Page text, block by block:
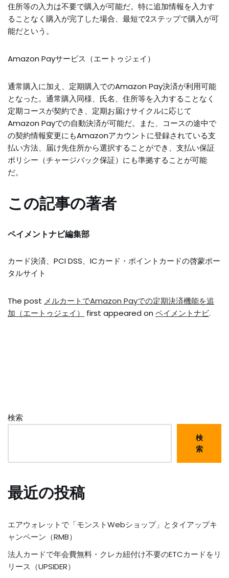
住所等の入力は不要で購入が可能だ。特に追加情報を入力す
ることなく購入が完了した場合、最短で2ステップで購入が可
能だという。
Amazon Payサービス（エートゥジェイ）
通常購入に加え、定期購入でのAmazon Pay決済が利用可能
となった。通常購入同様、氏名、住所等を入力することなく
定期コースが契約でき、定期お届けサイクルに応じて
Amazon Payでの自動決済が可能だ。また、コースの途中で
の契約情報変更にもAmazonアカウントに登録されている支
払い方法、届け先住所から選択することができ、支払い保証
ポリシー（チャージバック保証）にも準拠することが可能
だ。
この記事の著者
ペイメントナビ編集部
カード決済、PCI DSS、ICカード・ポイントカードの啓蒙ポー
タルサイト
The post メルカートでAmazon Payでの定期決済機能を追
加（エートゥジェイ）
first appeared on ペイメントナビ.
検索
検
索
最近の投稿
エアウォレットで「モンストWebショップ」とタイアップキ
ャンペーン（RMB）
法人カードで年会費無料・クレカ紐付け不要のETCカードをリ
リース（UPSIDER）